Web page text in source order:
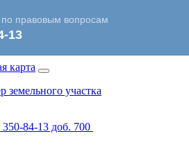
земельного участка
84-13 доб. 700